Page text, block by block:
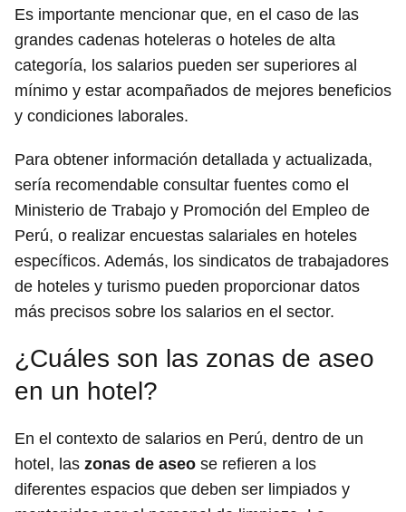
Es importante mencionar que, en el caso de las
grandes cadenas hoteleras o hoteles de alta
categoría, los salarios pueden ser superiores al
mínimo y estar acompañados de mejores beneficios
y condiciones laborales.
Para obtener información detallada y actualizada,
sería recomendable consultar fuentes como el
Ministerio de Trabajo y Promoción del Empleo de
Perú, o realizar encuestas salariales en hoteles
específicos. Además, los sindicatos de trabajadores
de hoteles y turismo pueden proporcionar datos
más precisos sobre los salarios en el sector.
¿Cuáles son las zonas de aseo
en un hotel?
En el contexto de salarios en Perú, dentro de un
hotel, las zonas de aseo se refieren a los
diferentes espacios que deben ser limpiados y